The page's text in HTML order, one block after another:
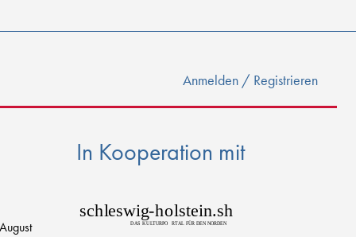
Anmelden / Registrieren
In Kooperation mit
schleswig-holstein.sh
DAS KULTURPO RTAL FÜR DEN NORDEN